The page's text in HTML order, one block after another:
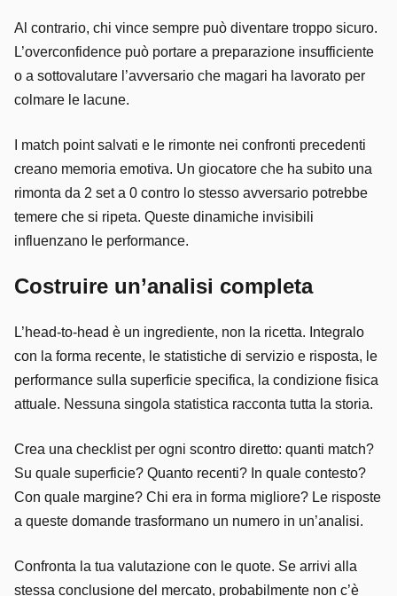
Al contrario, chi vince sempre può diventare troppo sicuro.
L’overconfidence può portare a preparazione insufficiente
o a sottovalutare l’avversario che magari ha lavorato per
colmare le lacune.
I match point salvati e le rimonte nei confronti precedenti
creano memoria emotiva. Un giocatore che ha subito una
rimonta da 2 set a 0 contro lo stesso avversario potrebbe
temere che si ripeta. Queste dinamiche invisibili
influenzano le performance.
Costruire un’analisi completa
L’head-to-head è un ingrediente, non la ricetta. Integralo
con la forma recente, le statistiche di servizio e risposta, le
performance sulla superficie specifica, la condizione fisica
attuale. Nessuna singola statistica racconta tutta la storia.
Crea una checklist per ogni scontro diretto: quanti match?
Su quale superficie? Quanto recenti? In quale contesto?
Con quale margine? Chi era in forma migliore? Le risposte
a queste domande trasformano un numero in un’analisi.
Confronta la tua valutazione con le quote. Se arrivi alla
stessa conclusione del mercato, probabilmente non c’è